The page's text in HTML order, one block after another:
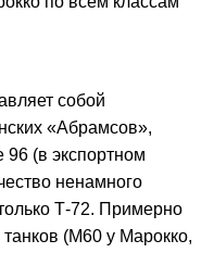
собой
«Абрамсов»,
96 (в экспортном
ненамного
Т-72. Примерно
(М60 у Марокко,